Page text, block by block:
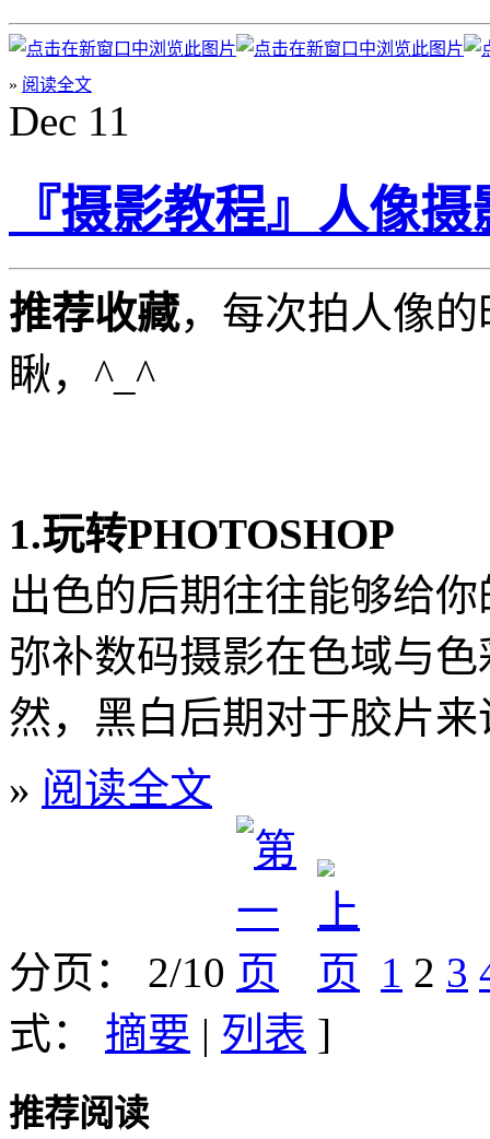
» 阅读全文
Dec 11
『摄影教程』人像
推荐收藏，每次拍人像
瞅，^_^
1.玩转PHOTOSHOP
出色的后期往往能够给
弥补数码摄影在色域与
然，黑白后期对于胶片
» 阅读全文
分页： 2/10 1 2 3
式： 摘要 | 列表 ]
推荐阅读